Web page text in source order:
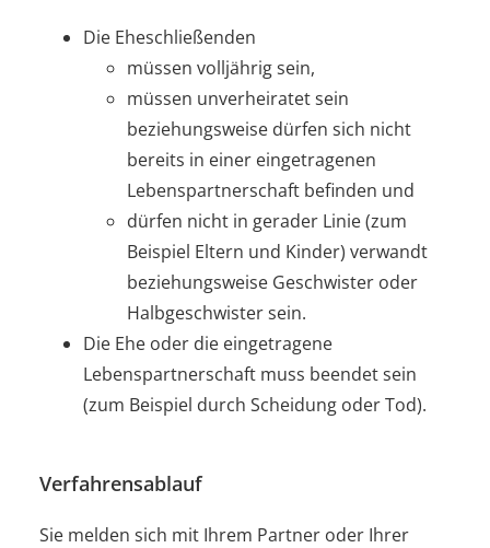
Die Eheschließenden
müssen volljährig sein,
müssen unverheiratet sein
beziehungsweise dürfen sich nicht
bereits in einer eingetragenen
Lebenspartnerschaft befinden und
dürfen nicht in gerader Linie(zum
Beispiel Eltern und Kinder) verwandt
beziehungsweise Geschwister oder
Halbgeschwister sein.
Die Ehe oder die eingetragene
Lebenspartnerschaft muss beendet sein
(zum Beispiel durch Scheidung oder Tod).
Verfahrensablauf
Sie melden sich mit Ihrem Partner oder Ihrer